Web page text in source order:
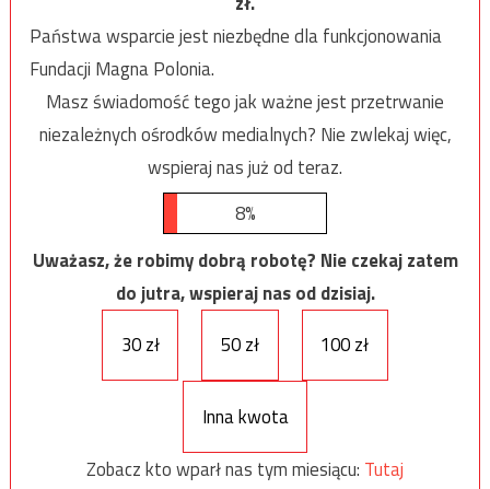
Państwa wsparcie jest niezbędne dla funkcjonowania
Fundacji Magna Polonia.
Masz świadomość tego jak ważne jest przetrwanie
niezależnych ośrodków medialnych? Nie zwlekaj więc,
wspieraj nas już od teraz.
8%
Uważasz, że robimy dobrą robotę? Nie czekaj zatem
do jutra, wspieraj nas od dzisiaj.
30 zł
50 zł 100 zł
Inna kwota
Zobacz kto wparł nas tym miesiącu: Tutaj